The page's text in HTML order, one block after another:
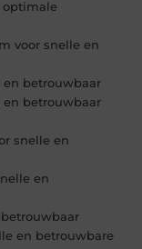
optimale
voor snelle en
en betrouwbaar
en betrouwbaar
snelle en
en
en betrouwbare